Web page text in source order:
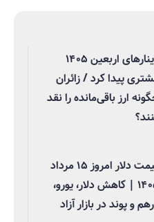
دینارهای اربعین ۱۴۰۵
پیدا کرد / زائران
ارز باقی‌مانده را نقد
قیمت دلار امروز ۱۵ مرداد
۱۴۰۵ | کاهش دلار، یورو،
و پوند در بازار آزاد